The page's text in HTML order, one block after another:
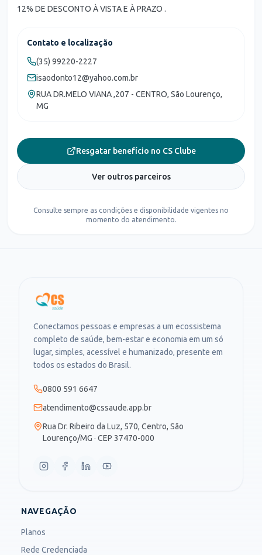
12% DE DESCONTO À VISTA E À PRAZO .
Contato e localização
(35) 99220-2227
isaodonto12@yahoo.com.br
RUA DR.MELO VIANA ,207 - CENTRO, São Lourenço,
MG
Resgatar benefício no CS Clube
Ver outros parceiros
Consulte sempre as condições e disponibilidade vigentes no
momento do atendimento.
Conectamos pessoas e empresas a um ecossistema
completo de saúde, bem-estar e economia em um só
lugar, simples, acessível e humanizado, presente em
todos os estados do Brasil.
0800 591 6647
atendimento@cssaude.app.br
Rua Dr. Ribeiro da Luz, 570, Centro, São
Lourenço/MG · CEP 37470-000
NAVEGAÇÃO
Planos
Rede Credenciada